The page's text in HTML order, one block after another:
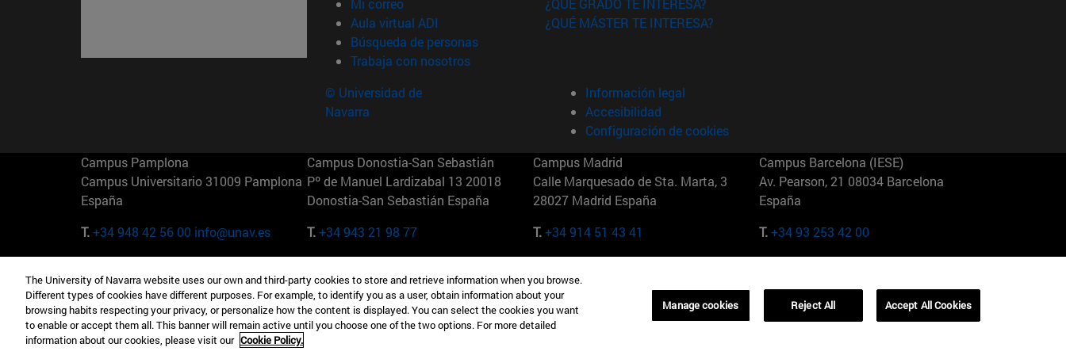
Mi correo
Aula virtual ADI (abre en nueva ventana)
Búsqueda de personas(abre en nueva ventana)
Trabaja con nosotros(abre en nueva ventana)
¿QUÉ GRADO TE INTERESA?
¿QUÉ MÁSTER TE INTERESA?
© Universidad de
Navarra
Información legal
Accesibilidad
Configuración de cookies
Campus Pamplona
Campus Universitario 31009 Pamplona
España
T.+34 948 42 56 00 info@unav.es
Campus Donostia-San Sebastián
Pº de Manuel Lardizabal 13 20018
Donostia-San Sebastián España
T.+34 943 21 98 77
Campus Madrid
Calle Marquesado de Sta. Marta, 3
28027 Madrid España
T.+34 914 51 43 41
Campus Barcelona (IESE)
Av. Pearson, 21 08034 Barcelona
España
T.+34 93 253 42 00
Camino del Cerro Águila 3 28023
Madrid España
T.+34 912 11 30 00
165 W 57th St 10019-2201 Nueva York
EE.UU
T.+1 646 346 8850
Maria-Theresia-Straße 15 81675
Múnich Alemania
T.+49 89 24209790
01321001 Bela Vista Brasil
The University of Navarra website uses our own and third-party cookies to store and retrieve information when you browse.
Different types of cookies have different purposes. For example, to identify you as a user, obtain information about your
browsing habits respecting your privacy, or personalize how the content is displayed. You can select the cookies you want
to enable or accept them all. This banner will remain active until you choose one of the two options. For more detailed
information about our cookies, please visit our Cookie Policy.
Manage cookies Reject All Accept All Cookies